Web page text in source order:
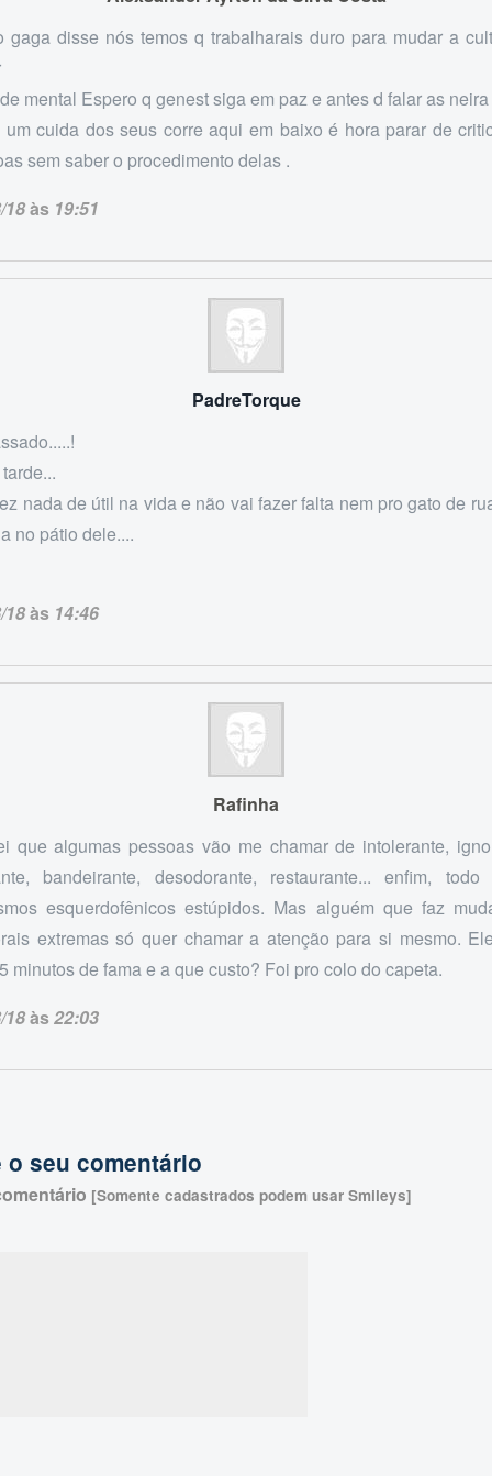
gaga disse nós temos q trabalharais duro para mudar a
mental Espero q genest siga em paz e antes d falar as neira
um cuida dos seus corre aqui em baixo é hora parar de
sem saber o procedimento delas .
18às 19:51
PadreTorque
nada de útil na vida e não vai fazer falta nem pro gato de
no pátio dele....
18às 14:46
Rafinha
que algumas pessoas vão me chamar de intolerante,
bandeirante, desodorante, restaurante... enfim, todo
esquerdofênicos estúpidos. Mas alguém que faz
extremas só quer chamar a atenção para si mesmo.
minutos de fama e a que custo? Foi pro colo do capeta.
18às22:03
o seu comentário
[Somente cadastrados podem usar Smileys]